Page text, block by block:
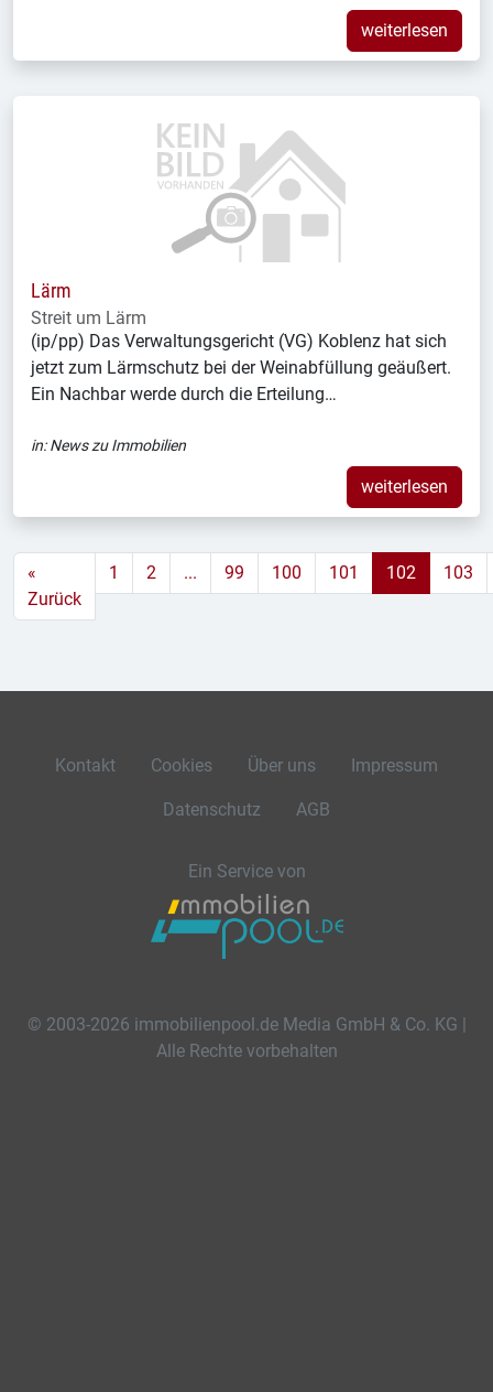
weiterlesen
Lärm
Streit um Lärm
(ip/pp) Das Verwaltungsgericht (VG) Koblenz hat sich
jetzt zum Lärmschutz bei der Weinabfüllung geäußert.
Ein Nachbar werde durch die Erteilung…
in:News zu Immobilien
weiterlesen
«
Zurück
1 2 ... 99 100 101 102 103
Kontakt Cookies Über uns Impressum
Datenschutz AGB
Ein Service von
© 2003-2026 immobilienpool.de Media GmbH & Co. KG |
Alle Rechte vorbehalten